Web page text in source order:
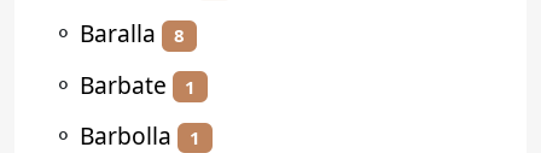
⚬ Baralla 8
⚬ Barbate 1
⚬ Barbolla 1